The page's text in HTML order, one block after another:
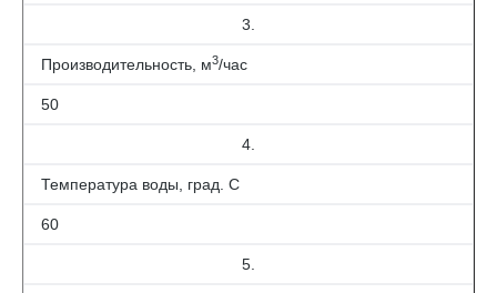
3.
Производительность, м3/час
50
4.
Температура воды, град. С
60
5.